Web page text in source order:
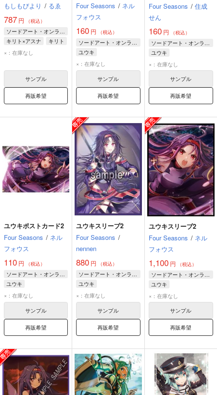
もしもびより / るゑ
787 円 （税込）
ソードアート・オンライン
キリト×アスナ
キリト
アスナ
ユウキ
×：在庫なし
サンプル
再販希望
Four Seasons / ネル
フォウス
160 円 （税込）
ソードアート・オンライン
ユウキ
×：在庫なし
サンプル
再販希望
Four Seasons / 住成
せん
160円 （税込）
ソードアート・オンライン
ユウキ
×：在庫なし
サンプル
再販希望
ユウキポストカード2
Four Seasons / ネル
フォウス
110 円 （税込）
ソードアート・オンライン
ユウキ
×：在庫なし
サンプル
再販希望
ユウキスリーブ2
Four Seasons /
nennen
880 円 （税込）
ソードアート・オンライン
ユウキ
×：在庫なし
サンプル
再販希望
ユウキスリーブ2
Four Seasons / ネル
フォウス
1,100円 （税込）
ソードアート・オンライン
ユウキ
×：在庫なし
サンプル
再販希望